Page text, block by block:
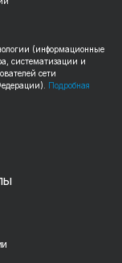
(информационные
систематизации и
сети
Подробная